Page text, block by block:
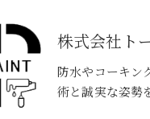
株式会社ト
防水やコーキン
術と誠実な姿勢